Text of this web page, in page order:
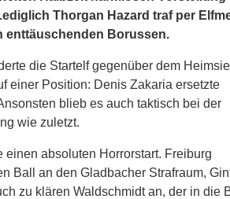
Thorgan Hazard traf per
enttäuschenden Borussen.
die Startelf gegenüber dem
einer Position: Denis Zakaria ersetzte
blieb es auch taktisch bei der
wie zuletzt.
einen absoluten Horrorstart. Freiburg
Ball an den Gladbacher Strafraum,
zu klären Waldschmidt an, der in die